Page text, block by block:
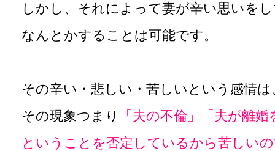
しかし、それによって妻が辛い思いを
なんとかすることは可能です。
その辛い・悲しい・苦しいという感情は
その現象つまり
「夫の不倫」「夫が離
ということを否定しているから苦しい